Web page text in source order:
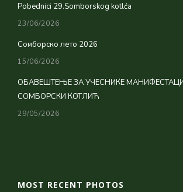
Pobednici 29.Somborskog kotlća
23/06/2026
Сомборско лето 2026
15/06/2026
ОБАВЕШТЕЊЕ ЗА УЧЕСНИКЕ
СОМБОРСКИ КОТЛИЋ
29/05/2026
MOST RECENT PHOTOS